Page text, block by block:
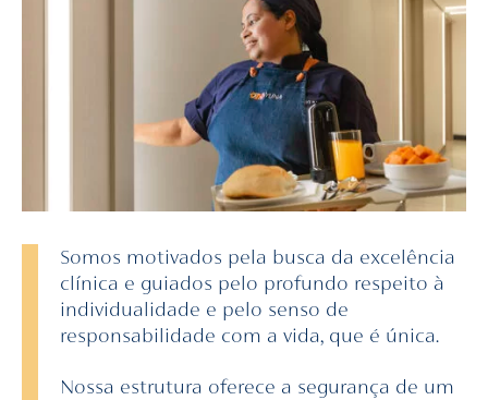
Somos motivados pela busca da excelência
clínica e guiados pelo profundo respeito à
individualidade e pelo senso de
responsabilidade com a vida, que é única.
Nossa estrutura oferece a segurança de um